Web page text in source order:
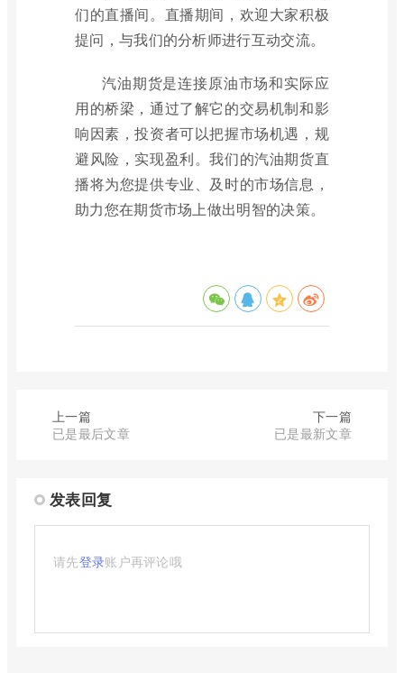
们的直播间。直播期间，欢迎大家积极
提问，与我们的分析师进行互动交流。
汽油期货是连接原油市场和实际应
用的桥梁，通过了解它的交易机制和影
响因素，投资者可以把握市场机遇，规
避风险，实现盈利。我们的汽油期货直
播将为您提供专业、及时的市场信息，
助力您在期货市场上做出明智的决策。
上一篇
已是最后文章
下一篇
已是最新文章
发表回复
请先登录账户再评论哦